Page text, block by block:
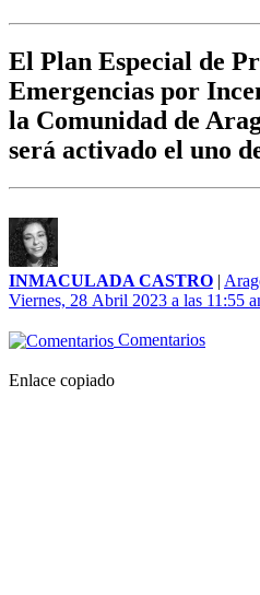
El Plan Especial de
Emergencias por
la Comunidad de
será activado el uno
INMACULADA CASTRO |
Viernes, 28 Abril 2023 a las 11:55
Comentarios
Enlace copiado